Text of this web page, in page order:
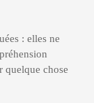
: elles ne
quelque chose